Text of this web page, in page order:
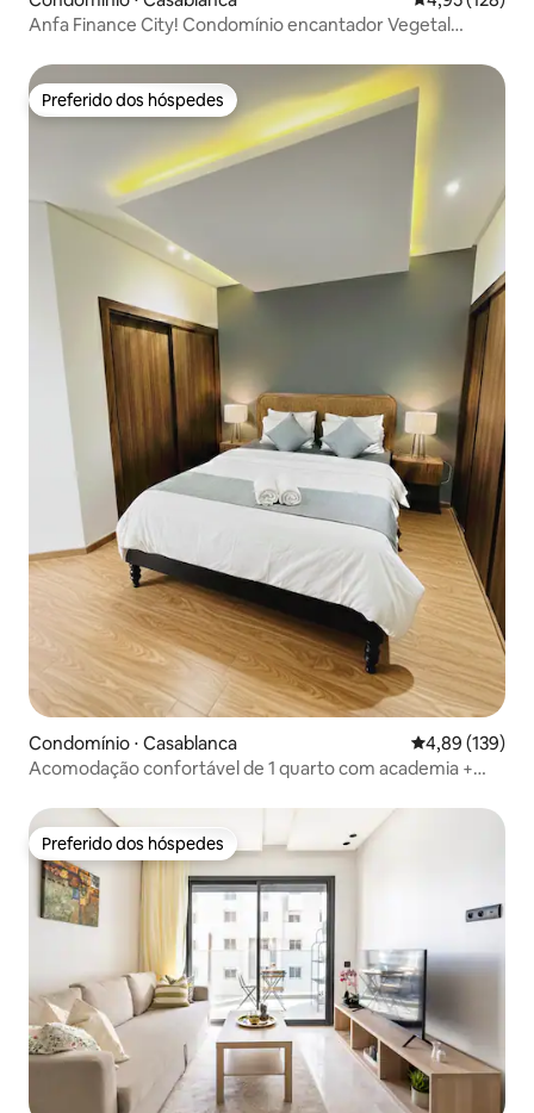
Anfa Finance City! Condomínio encantador Vegetal
Preferido dos hóspedes
Preferido dos hóspedes
Condomínio ⋅ Casablanca 4,89 de uma
4,89 (139)
Acomodação confortável de 1 quarto com academia +
Preferido dos hóspedes
Preferido dos hóspedes